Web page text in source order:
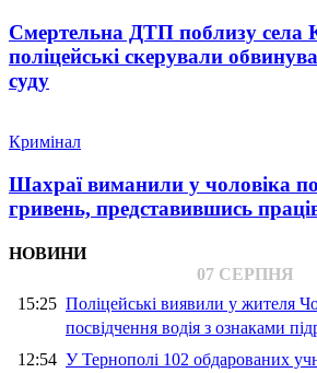
Смертельна ДТП поблизу села
поліцейські скерували
суду
Кримінал
Шахраї виманили у чоловіка
гривень, представившись
НОВИНИ
07 СЕРПНЯ
15:25 Поліцейські виявили у жителя
посвідчення водія з ознаками
12:54 У Тернополі 102 обдарованих